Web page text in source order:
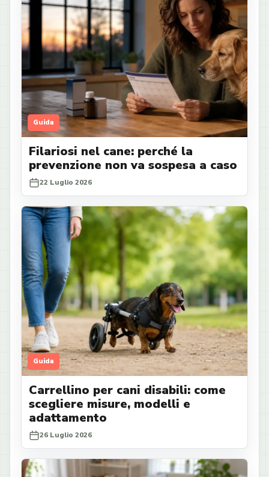
Guida
Filariosi nel cane: perché la
prevenzione non va sospesa a caso
22 Luglio 2026
Guida
Carrellino per cani disabili: come
scegliere misure, modelli e
adattamento
26 Luglio 2026